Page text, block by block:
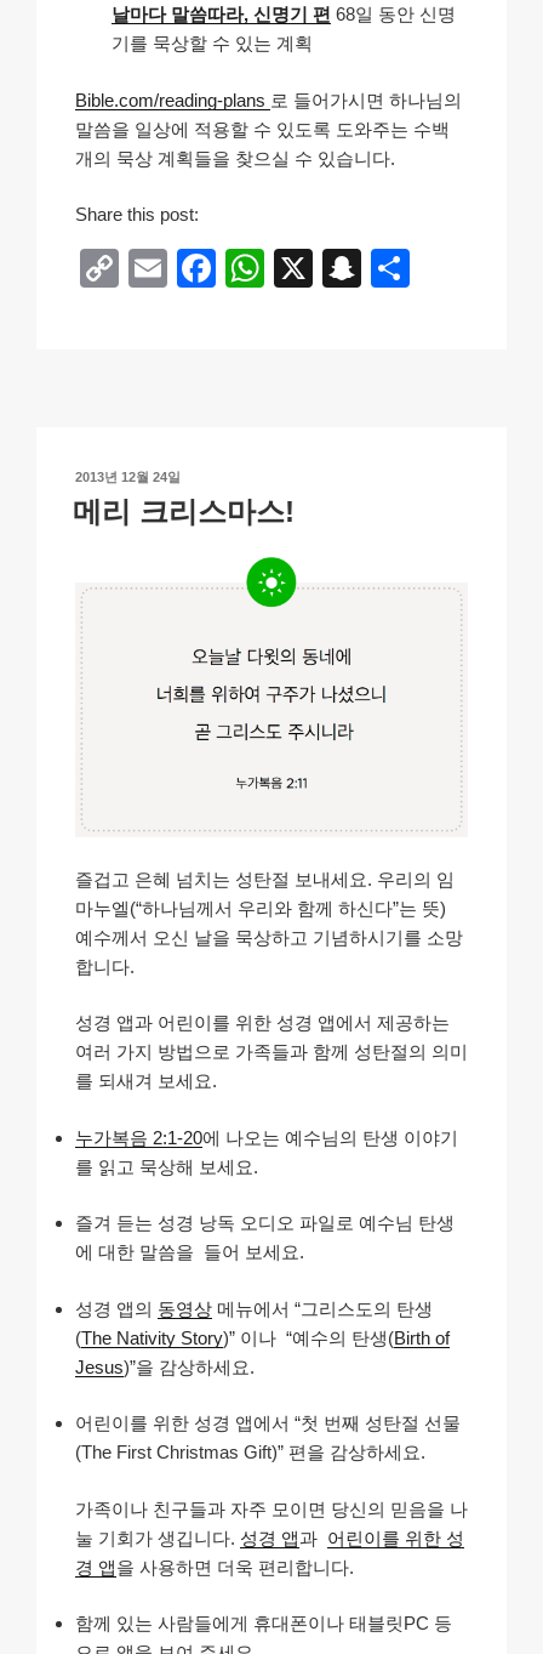
날마다 말씀따라, 신명기 편 68일 동안 신명
기를 묵상할 수 있는 계획
Bible.com/reading-plans 로 들어가시면 하나님의
말씀을 일상에 적용할 수 있도록 도와주는 수백
개의 묵상 계획들을 찾으실 수 있습니다.
Share this post:
C
n
k
E
F
o
W
p
X
S
작
일
2013년 12월 24일
메리 크리스마스!
즐겁고 은혜 넘치는 성탄절 보내세요. 우리의 임
마누엘(“하나님께서 우리와 함께 하신다”는 뜻)
예수께서 오신 날을 묵상하고 기념하시기를 소망
합니다.
성경 앱과 어린이를 위한 성경 앱에서 제공하는
여러 가지 방법으로 가족들과 함께 성탄절의 의미
를 되새겨 보세요.
누가복음 2:1-20에 나오는 예수님의 탄생 이야기
를 읽고 묵상해 보세요.
즐겨 듣는 성경 낭독 오디오 파일로 예수님 탄생
에 대한 말씀을 들어 보세요.
성경 앱의 동영상 메뉴에서 “그리스도의 탄생
(The Nativity Story)” 이나 “예수의 탄생(Birth of
Jesus)”을 감상하세요.
어린이를 위한 성경 앱에서 “첫 번째 성탄절 선물
(The First Christmas Gift)” 편을 감상하세요.
가족이나 친구들과 자주 모이면 당신의 믿음을 나
눌 기회가 생깁니다. 성경 앱과 어린이를 위한 성
경 앱을 사용하면 더욱 편리합니다.
함께 있는 사람들에게 휴대폰이나 태블릿PC 등